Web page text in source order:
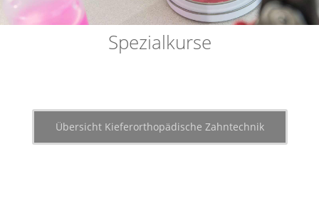
Spezialkurse
Übersicht Kieferorthopädische Zahntechnik